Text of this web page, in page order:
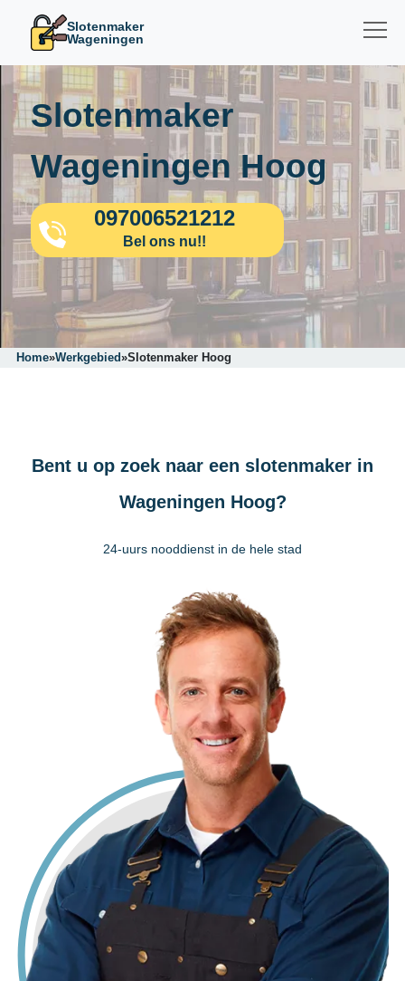
Slotenmaker
Wageningen
Slotenmaker
Wageningen Hoog
097006521212
Bel ons nu!!
Home»Werkgebied»Slotenmaker Hoog
Bent u op zoek naar een slotenmaker in
Wageningen Hoog?
24-uurs nooddienst in de hele stad